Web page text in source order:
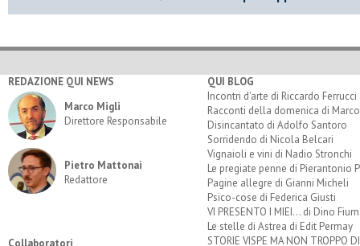
REDAZIONE QUI NEWS
Marco Migli
Direttore Responsabile
Pietro Mattonai
Redattore
QUI BLOG
Incontri d'arte di Riccardo Ferrucci
Racconti della domenica di
Disincantato di Adolfo Santoro
Sorridendo di Nicola Belcari
Vignaioli e vini di Nadio Stronchi
Le pregiate penne di Pierantonio
Pagine allegre di Gianni Micheli
Psico-cose di Federica Giusti
VI PRESENTO I MIEI... di Dino
Le stelle di Astrea di Edit Permay
STORIE VISPE MA NON TROPPO